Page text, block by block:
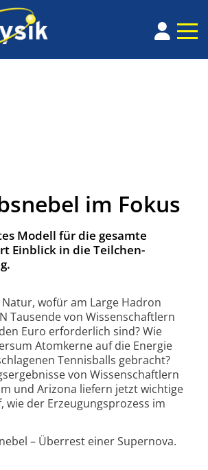
im Fokus
Modell für die gesamte
Einblick in die Teilchen­
wofür am Large Hadron
Tausende von Wissen­schaftlern
Euro erfor­der­lich sind? Wie
Atom­kerne auf die Energie
Tennis­balls gebracht?
von Wissen­schaftlern
und Arizona liefern jetzt wichtige
wie der Erzeu­gungs­prozess im
– Überrest einer Super­nova.